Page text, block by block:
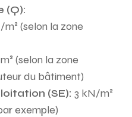
(Q):
m² (selon la zone
(selon la zone
du bâtiment)
(SE): 3 kN/m²
exemple)